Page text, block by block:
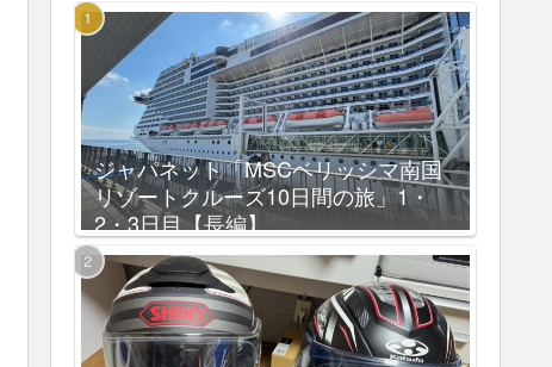
ジャパネット「MSCベリッシマ南国
リゾートクルーズ10日間の旅」1・
2・3日目【長編】